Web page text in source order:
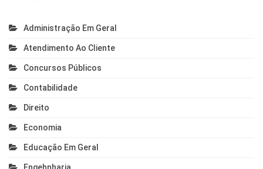
Administração Em Geral
Atendimento Ao Cliente
Concursos Públicos
Contabilidade
Direito
Economia
Educação Em Geral